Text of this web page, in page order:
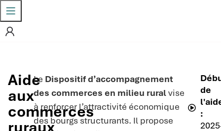
Aide
aux
commerces
Le Dispositif d’accompagnement
des commerces en milieu ruralvise
à renforcer l’attractivité économique
des bourgs structurants. Il propose
de
: